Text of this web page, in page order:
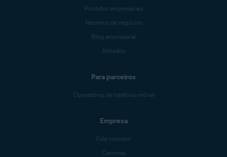
Produtos empresariais
Parceiros de negócios
Blog empresarial
Afiliados
Para parceiros
Operadoras de telefonia móvel
Empresa
Fale conosco
Carreiras